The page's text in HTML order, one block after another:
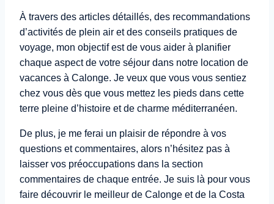
À travers des articles détaillés, des recommandations
d’activités de plein air et des conseils pratiques de
voyage, mon objectif est de vous aider à planifier
chaque aspect de votre séjour dans notre location de
vacances à Calonge. Je veux que vous vous sentiez
chez vous dès que vous mettez les pieds dans cette
terre pleine d’histoire et de charme méditerranéen.
De plus, je me ferai un plaisir de répondre à vos
questions et commentaires, alors n’hésitez pas à
laisser vos préoccupations dans la section
commentaires de chaque entrée. Je suis là pour vous
faire découvrir le meilleur de Calonge et de la Costa